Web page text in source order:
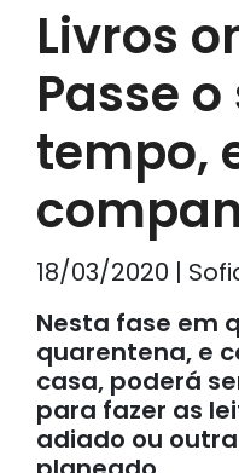
Livros
Passe o
tempo,
18/03/2020 |
Nesta fase em
quarentena, e
casa, poderá
para fazer as
adiado ou